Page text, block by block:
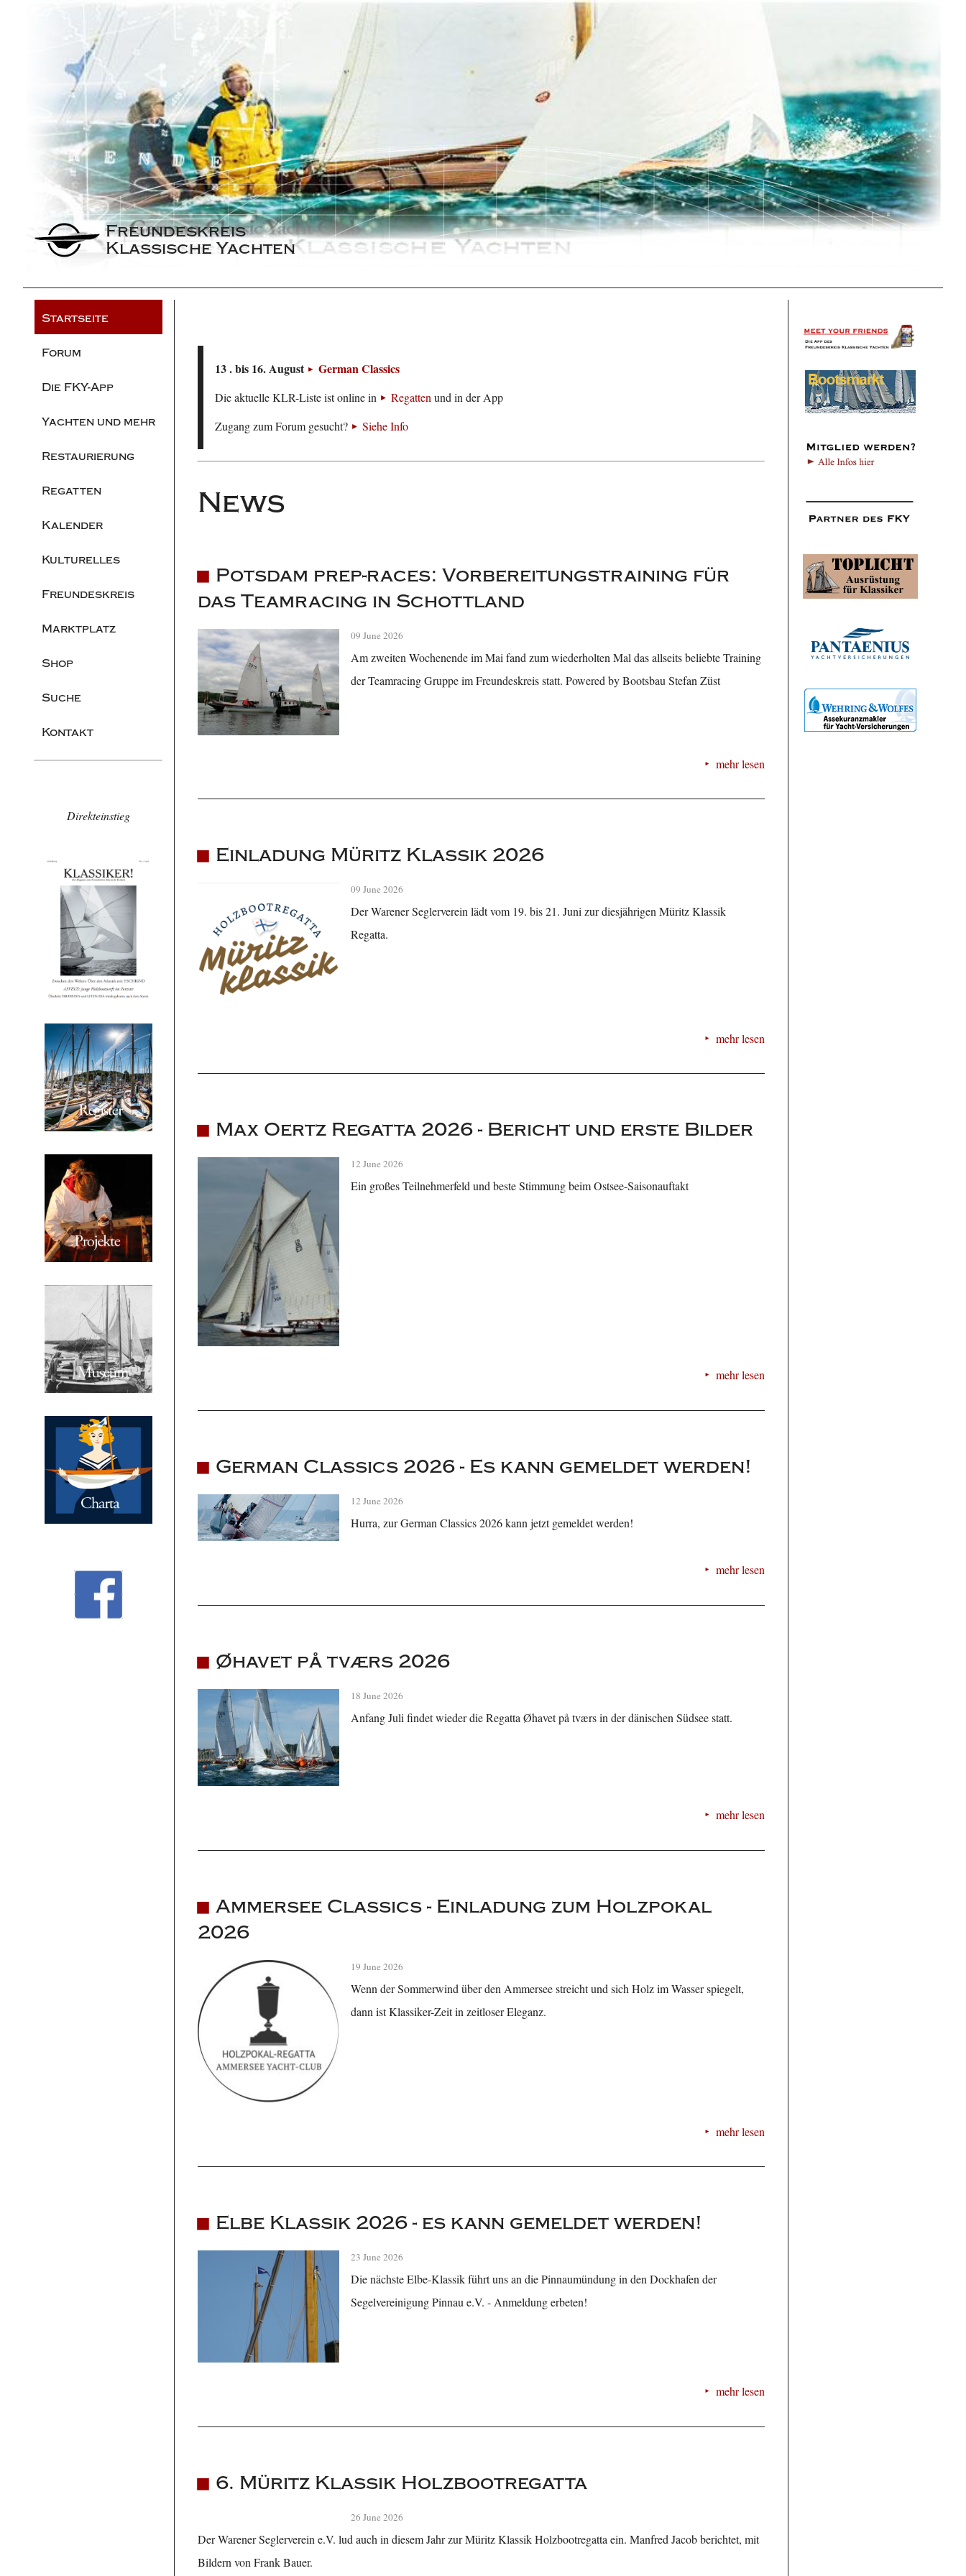
Freundeskreis
Klassische Yachten
Startseite
Forum
Die FKY-App
Yachten und mehr
Restaurierung
Regatten
Kalender
Kulturelles
Freundeskreis
Marktplatz
Shop
Suche
Kontakt
Direkteinstieg
13 . bis 16. August German Classics
Die aktuelle KLR-Liste ist online in Regattenund in der App
Zugang zum Forum gesucht?
Siehe Info
News
Potsdam prep-races: Vorbereitungstraining für
das Teamracing in Schottland
09 June 2026
Am zweiten Wochenende im Mai fand zum wiederholten Mal das allseits beliebte Training
der Teamracing Gruppe im Freundeskreis statt. Powered by Bootsbau Stefan Züst
mehr lesen
Einladung Müritz Klassik 2026
09 June 2026
Der Warener Seglerverein lädt vom 19. bis 21. Juni zur diesjährigen Müritz Klassik
Regatta.
mehr lesen
Max Oertz Regatta 2026 - Bericht und erste Bilder
12 June 2026
Ein großes Teilnehmerfeld und beste Stimmung beim Ostsee-Saisonauftakt
mehr lesen
German Classics 2026 - Es kann gemeldet werden!
12 June 2026
Hurra, zur German Classics 2026 kann jetzt gemeldet werden!
mehr lesen
Øhavet på tværs 2026
18 June 2026
Anfang Juli findet wieder die Regatta Øhavet på tværs in der dänischen Südsee statt.
mehr lesen
Ammersee Classics - Einladung zum Holzpokal
2026
19 June 2026
Wenn der Sommerwind über den Ammersee streicht und sich Holz im Wasser spiegelt,
dann ist Klassiker-Zeit in zeitloser Eleganz.
mehr lesen
Elbe Klassik 2026 - es kann gemeldet werden!
23 June 2026
Die nächste Elbe-Klassik führt uns an die Pinnaumündung in den Dockhafen der
Segelvereinigung Pinnau e.V. - Anmeldung erbeten!
mehr lesen
6. Müritz Klassik Holzbootregatta
26 June 2026
Der Warener Seglerverein e.V. lud auch in diesem Jahr zur Müritz Klassik Holzbootregatta ein. Manfred Jacob berichtet, mit
Bildern von Frank Bauer.